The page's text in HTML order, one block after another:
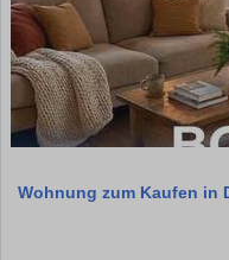
Wohnung zum Kaufen in